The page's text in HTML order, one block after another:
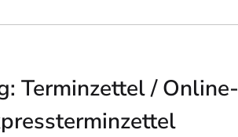
Terminzettel / Online-